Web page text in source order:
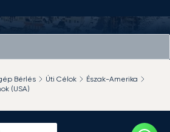
Bérlés Úti Célok
Észak-Amerika
(USA)